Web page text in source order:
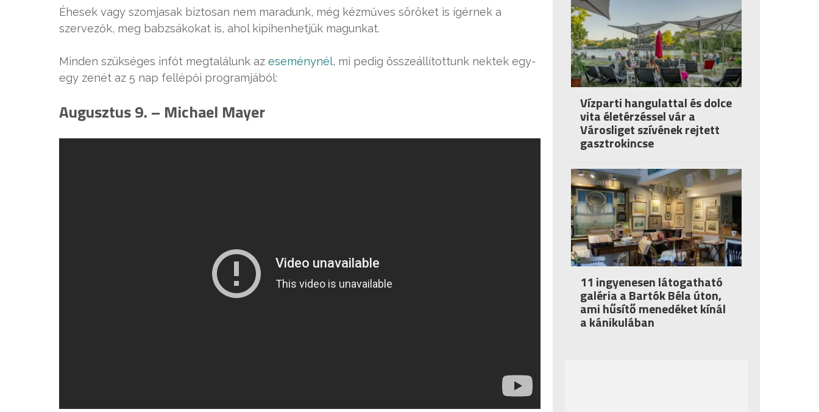
Éhesek vagy szomjasak biztosan nem maradunk, még kézműves söröket is ígérnek a
szervezők, meg babzsákokat is, ahol kipihenhetjük magunkat.
Minden szükséges infót megtalálunk az eseménynél, mi pedig összeállítottunk nektek egy-
egy zenét az 5 nap fellépői programjából:
Augusztus 9. – Michael Mayer Vízparti hangulattal és dolce
vita életérzéssel vár a
Városliget szívének rejtett
gasztrokincse
11 ingyenesen látogatható
galéria a Bartók Béla úton,
ami hűsítő menedéket kínál
a kánikulában